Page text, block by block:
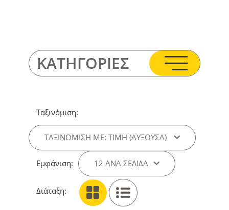
ΚΑΤΗΓΟΡΙΕΣ
Ταξινόμιση:
ΤΑΞΙΝΌΜΙΣΗ ΜΕ: ΤΙΜΉ (ΑΎΞΟΥΣΑ)
Εμφάνιση: 12 ΑΝΑ ΣΕΛΊΔΑ
Διάταξη: